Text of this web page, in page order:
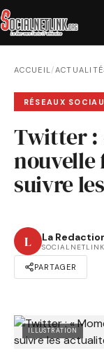
ACCUEIL/
RÉSEAUX
Twitter :
suivre
L La
SOCIALNETLINK
PARTAGER
ILLUSTRATION